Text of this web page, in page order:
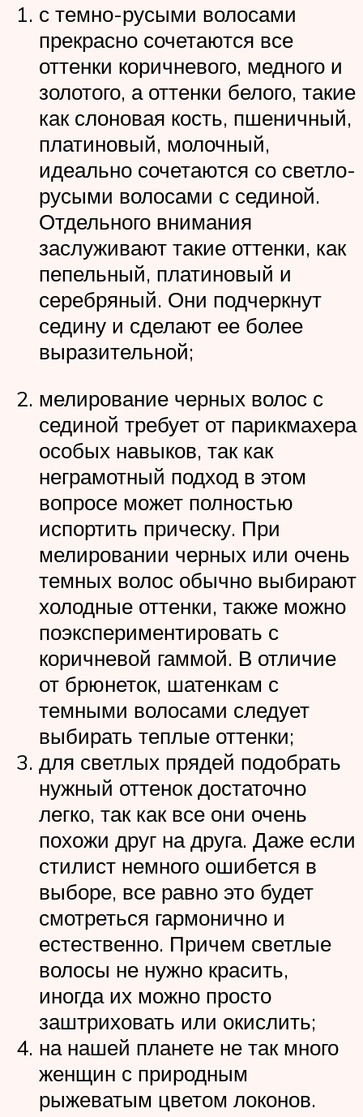
с темно-русыми волосами
прекрасно сочетаются все
оттенки коричневого, медного и
золотого, а оттенки белого, такие
как слоновая кость, пшеничный,
платиновый, молочный,
идеально сочетаются со светло-
русыми волосами с сединой.
Отдельного внимания
заслуживают такие оттенки, как
пепельный, платиновый и
серебряный. Они подчеркнут
седину и сделают ее более
выразительной;
мелирование черных волос с
сединой требует от парикмахера
особых навыков, так как
неграмотный подход в этом
вопросе может полностью
испортить прическу. При
мелировании черных или очень
темных волос обычно выбирают
холодные оттенки, также можно
поэкспериментировать с
коричневой гаммой. В отличие
от брюнеток, шатенкам с
темными волосами следует
выбирать теплые оттенки;
для светлых прядей подобрать
нужный оттенок достаточно
легко, так как все они очень
похожи друг на друга. Даже если
стилист немного ошибется в
выборе, все равно это будет
смотреться гармонично и
естественно. Причем светлые
волосы не нужно красить,
иногда их можно просто
заштриховать или окислить;
на нашей планете не так много
женщин с природным
рыжеватым цветом локонов.